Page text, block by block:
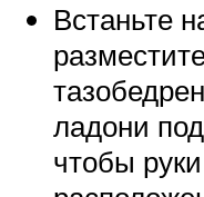
Встаньте
ладони
чтобы